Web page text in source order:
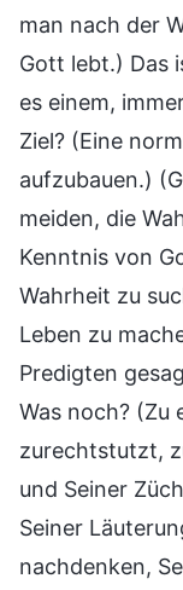
man nach der
Gott lebt.) Das
es einem,
Ziel? (Eine
aufzubauen.)
meiden, die
Kenntnis von
Wahrheit zu
Leben zu
Predigten
Was noch? (Zu
zurechtstutzt,
und Seiner
Seiner
nachdenken,